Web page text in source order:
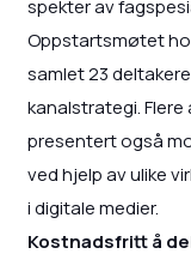
spekter av
Oppstartsmøtet
samlet 23
kanalstrategi.
presentert også
ved hjelp av ulike
i digitale medier.
Kostnadsfritt å